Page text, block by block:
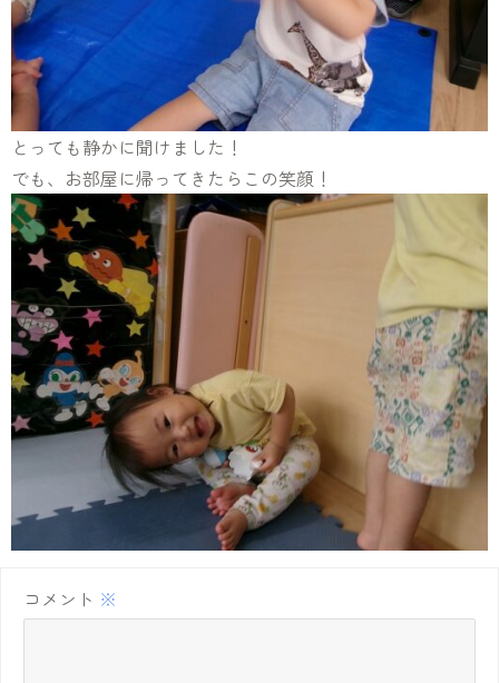
とっても静かに聞けました！
でも、お部屋に帰ってきたらこの笑顔！
コメント ※